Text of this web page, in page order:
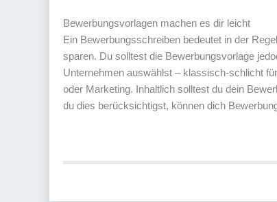
Bewerbungsvorlagen machen es dir leicht
Ein Bewerbungsschreiben bedeutet in der
sparen. Du solltest die Bewerbungsvorlage
Unternehmen auswählst – klassisch-schlicht
oder Marketing. Inhaltlich solltest du dein
du dies berücksichtigst, können dich